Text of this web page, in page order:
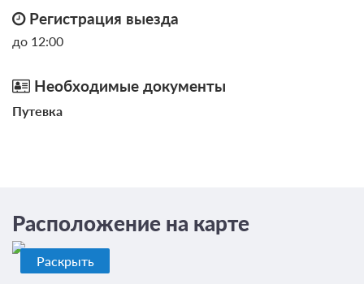
Завтрак
Требуется предоплата
3 100
ЗА НОЧЬ ДЛЯ 1 ГОСТЯ
Регистрация выезда
до 12:00
Необходимые документы
Путевка
Расположение на карте
Раскрыть